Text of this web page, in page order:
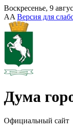
Воскресенье, 9
AA Версия для
Дума
Официальный сайт